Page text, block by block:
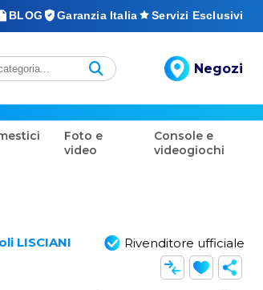
BLOG Garanzia Italia Servizi Esclusivi
Negozi
Foto e
video
Console e
videogiochi
LISCIANI Rivenditore ufficiale